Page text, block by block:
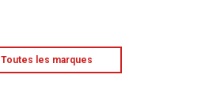
Toutes les marques